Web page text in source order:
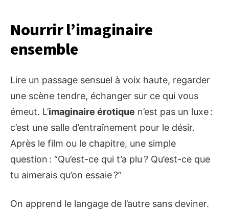
Nourrir l’imaginaire
ensemble
Lire un passage sensuel à voix haute, regarder
une scène tendre, échanger sur ce qui vous
émeut. L’imaginaire érotique n’est pas un luxe :
c’est une salle d’entraînement pour le désir.
Après le film ou le chapitre, une simple
question : “Qu’est-ce qui t’a plu ? Qu’est-ce que
tu aimerais qu’on essaie ?”
On apprend le langage de l’autre sans deviner.